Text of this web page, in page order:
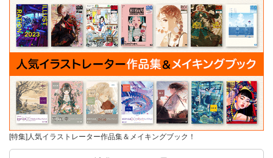
[特集]人気イラストレーター作品集＆メイキングブック！